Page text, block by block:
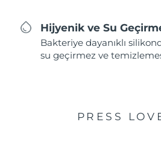
Hijyenik ve Su
Bakteriye dayanıklı
su geçirmez ve
PRESS